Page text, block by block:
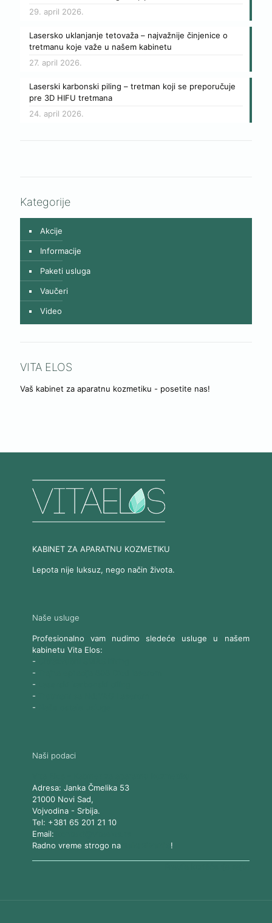
29. april 2026.
Lasersko uklanjanje tetovaža – najvažnije činjenice o
tretmanu koje važe u našem kabinetu
27. april 2026.
Laserski karbonski piling – tretman koji se preporučuje
pre 3D HIFU tretmana
24. april 2026.
Kategorije
Akcije
Informacije
Paketi usluga
Vaučeri
Video
VITA ELOS
Vaš kabinet za aparatnu kozmetiku - posetite nas!
KABINET ZA APARATNU KOZMETIKU
Lepota nije luksuz, nego način života.
Naše usluge
Profesionalno vam nudimo sledeće usluge u našem
kabinetu Vita Elos:
-
-
-
-
-
Naši podaci
Adresa: Janka Čmelika 53
21000 Novi Sad,
Vojvodina- Srbija.
Tel: +381 65 201 21 10
Email:
Radno vreme strogo na
!